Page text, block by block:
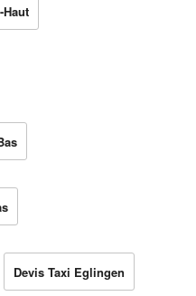
Devis Taxi Eglingen